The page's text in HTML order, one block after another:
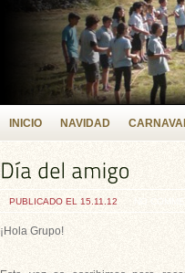
INICIO NAVIDAD
PUBLICADO EL 15.11.12 NO
¡Hola Grupo!